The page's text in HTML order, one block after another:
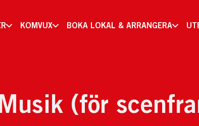
KOMVUX BOKA LOKAL & ARRANGERA
(för